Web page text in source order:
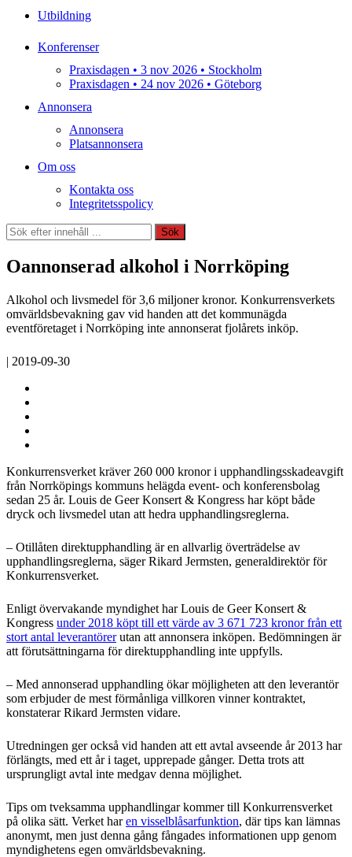
Utbildning
Konferenser
Praxisdagen • 3 nov 2026 • Stockholm
Praxisdagen • 24 nov 2026 • Göteborg
Annonsera
Annonsera
Platsannonsera
Om oss
Kontakta oss
Integritetsspolicy
Sök
Sök
Oannonserad alkohol i Norrköping
Alkohol och livsmedel för 3,6 miljoner kronor. Konkurrensverkets
omvärldsbevakning gav vid handen att det kommunägda
eventföretaget i Norrköping inte annonserat fjolårets inköp.
| 2019-09-30
Konkurrensverket kräver 260 000 kronor i upphandlingsskadeavgift
från Norrköpings kommuns helägda event- och konferensbolag
sedan 25 år. Louis de Geer Konsert & Kongress har köpt både
dryck och livsmedel utan att hedra upphandlingsreglerna.
– Otillåten direktupphandling är en allvarlig överträdelse av
upphandlingsreglerna, säger Rikard Jermsten, generaldirektör för
Konkurrensverket.
Enligt övervakande myndighet har Louis de Geer Konsert &
Kongress under 2018 köpt till ett värde av 3 671 723 kronor från ett
stort antal leverantörerutan att annonsera inköpen. Bedömningen är
att förutsättningarna för direktupphandling inte uppfylls.
– Med annonserad upphandling ökar möjligheten att den leverantör
som erbjuder de mest förmånliga villkoren vinner kontraktet,
konstaterar Rikard Jermsten vidare.
Utredningen ger också vid handen att ett avtal avseende år 2013 har
förlängts, med ett år i taget, upprepade gånger. Detta trots att
ursprungligt avtal inte medgav denna möjlighet.
Tips om tveksamma upphandlingar kommer till Konkurrensverket
på olika sätt. Verket haren visselblåsarfunktion, där tips kan lämnas
anonymt, men just denna gång fångades informationen upp genom
myndighetens egen omvärldsbevakning.